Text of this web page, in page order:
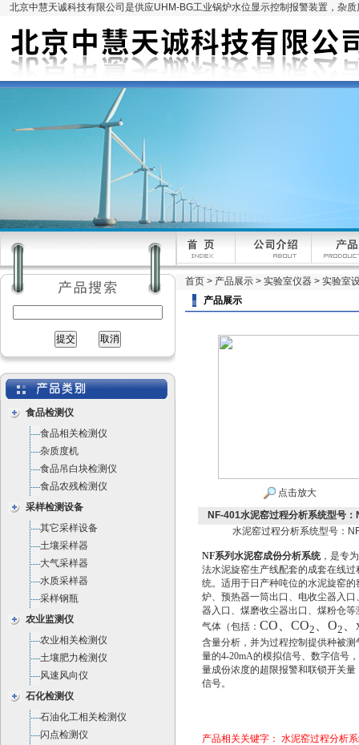
北京中慧天诚科技有限公司是供应UHM-BG工业锅炉水位显示控制报警装置，杂
食品检测仪
食品相关检测仪
杂质度机
食品吊白块检测仪
食品农残检测仪
采样检测设备
其它采样设备
土壤采样器
大气采样器
水质采样器
采样钢瓶
农业监测仪
农业相关检测仪
土壤肥力检测仪
风速风向仪
石化检测仪
石油化工相关检测仪
闪点检测仪
首页 > 产品展示 > 实验室仪器 > 实验室
产品展示
点击放大
NF-401水泥窑过程分析系统型号：
水泥窑过程分析系统型号：
NF系列水泥窑成份分析系统，是专
法水泥旋窑生产线配套的成套在线过
统。适用于日产种吨位的水泥旋窑的
炉、预热器一筒出口、电收尘器入口
器入口、煤磨收尘器出口、煤粉仓等
气体（包括： CO CO2 O2
含量分析，并为过程控制提供种被测
量的4-20mA的模拟信号、数字信号
量成份浓度的超限报警和联锁开关量
信号。
产品相关关键字： 水泥窑过程分析